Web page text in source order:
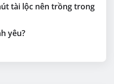
tài lộc nên trồng trong
yêu?